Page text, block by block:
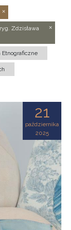
Zdzisława
21
października
2025